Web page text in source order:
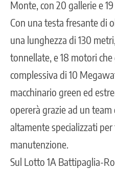
Monte, con 20 gallerie e
Con una testa fresante di
una lunghezza di 130
tonnellate, e 18 motori
complessiva di 10
macchinario green ed
opererà grazie ad un
altamente specializzati
manutenzione.
Sul Lotto 1A Battipaglia-